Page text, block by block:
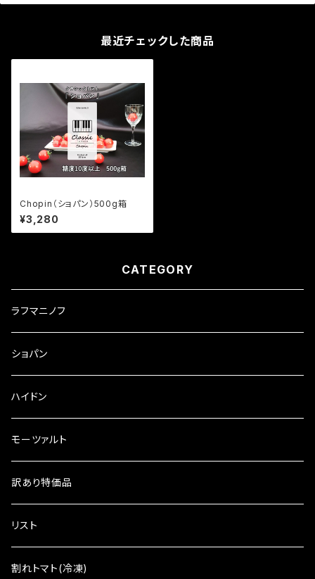
最近チェックした商品
Chopin（ショパン）500g箱
¥3,280
CATEGORY
ラフマニノフ
ショパン
ハイドン
モーツァルト
訳あり特価品
リスト
割れトマト(冷凍)